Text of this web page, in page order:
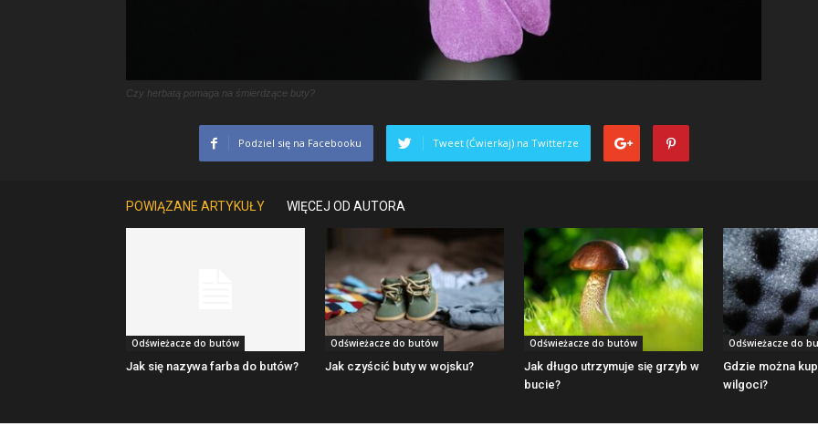
Czy herbatą pomaga na śmierdzące buty?
Podziel się na Facebooku Tweet (Ćwierkaj) na Twitterze
POWIĄZANE ARTYKUŁY WIĘCEJ OD AUTORA
Odświeżacze do butów
Jak się nazywa farba do butów?
Odświeżacze do butów
Jak czyścić buty w wojsku?
Odświeżacze do butów
Jak długo utrzymuje się grzyb w
bucie?
Odświeżacze do
Gdzie można
wilgoci?